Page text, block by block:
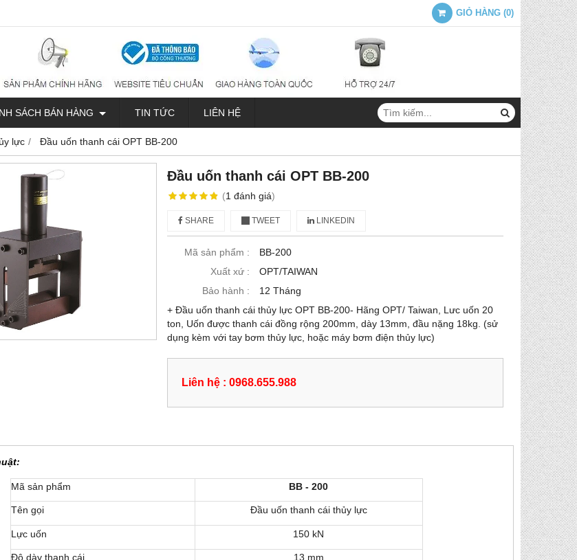
GIỎ HÀNG (0)
SÁCH BÁN HÀNG TIN TỨC LIÊN HỆ
lực Đầu uốn thanh cái OPT BB-200
Đầu uốn thanh cái OPT BB-200
(1 đánh giá)
SHARE TWEET LINKEDIN
Mã sản phẩm :
BB-200
Xuất xứ :
OPT/TAIWAN
Bảo hành :
12 Tháng
+ Đầu uốn thanh cái thủy lực OPT BB-200- Hãng OPT/ Taiwan, Lưc uốn 20
ton, Uốn được thanh cái đồng rộng 200mm, dày 13mm, đầu nặng 18kg. (sử
dụng kèm với tay bơm thủy lực, hoặc máy bơm điện thủy lực)
Liên hệ : 0968.655.988
Mã sản phẩm BB - 200
Tên gọi Đầu uốn thanh cái thủy lực
Lực uốn 150 kN
Độ dày thanh cái 13 mm